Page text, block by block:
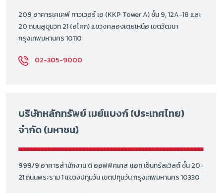
209 อาคารเคเคพี ทาวเวอร์ เอ (KKP Tower A) ชั้น 9, 12A-18 และ
20 ถนนสุขุมวิท 21 (อโศก) แขวงคลองเตยเหนือ เขตวัฒนา
กรุงเทพมหานคร 10110
02-305-9000
บริษัทหลักทรัพย์ เมย์แบงก์ (ประเทศไทย)
จำกัด (มหาชน)
999/9 อาคารสำนักงาน ดิ ออฟฟิศเศส แอท เซ็นทรัลเวิลด์ ชั้น 20-
21 ถนนพระราม 1 แขวงปทุมวัน เขตปทุมวัน กรุงเทพมหานคร 10330